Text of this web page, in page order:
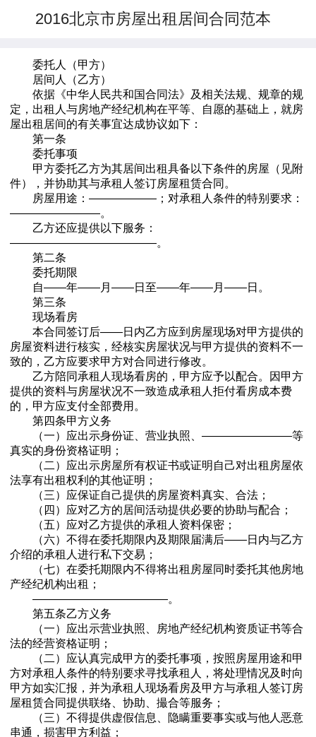
2016北京市房屋出租居间合同范本
委托人（甲方）
居间人（乙方）
依据《中华人民共和国合同法》及相关法规、规章的规
定，出租人与房地产经纪机构在平等、自愿的基础上，就房
屋出租居间的有关事宜达成协议如下：
第一条
委托事项
甲方委托乙方为其居间出租具备以下条件的房屋（见附
件），并协助其与承租人签订房屋租赁合同。
房屋用途：——————；对承租人条件的特别要求：
————————。
乙方还应提供以下服务：
—————————————。
第二条
委托期限
自——年——月——日至——年——月——日。
第三条
现场看房
本合同签订后——日内乙方应到房屋现场对甲方提供的
房屋资料进行核实，经核实房屋状况与甲方提供的资料不一
致的，乙方应要求甲方对合同进行修改。
乙方陪同承租人现场看房的，甲方应予以配合。因甲方
提供的资料与房屋状况不一致造成承租人拒付看房成本费
的，甲方应支付全部费用。
第四条甲方义务
（一）应出示身份证、营业执照、————————等
真实的身份资格证明；
（二）应出示房屋所有权证书或证明自己对出租房屋依
法享有出租权利的其他证明；
（三）应保证自己提供的房屋资料真实、合法；
（四）应对乙方的居间活动提供必要的协助与配合；
（五）应对乙方提供的承租人资料保密；
（六）不得在委托期限内及期限届满后——日内与乙方
介绍的承租人进行私下交易；
（七）在委托期限内不得将出租房屋同时委托其他房地
产经纪机构出租；
————————————。
第五条乙方义务
（一）应出示营业执照、房地产经纪机构资质证书等合
法的经营资格证明；
（二）应认真完成甲方的委托事项，按照房屋用途和甲
方对承租人条件的特别要求寻找承租人，将处理情况及时向
甲方如实汇报，并为承租人现场看房及甲方与承租人签订房
屋租赁合同提供联络、协助、撮合等服务；
（三）不得提供虚假信息、隐瞒重要事实或与他人恶意
串通，损害甲方利益；